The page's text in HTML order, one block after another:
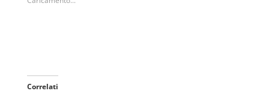
Correlati